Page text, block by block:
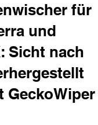
für
und
Sicht nach
GeckoWiper